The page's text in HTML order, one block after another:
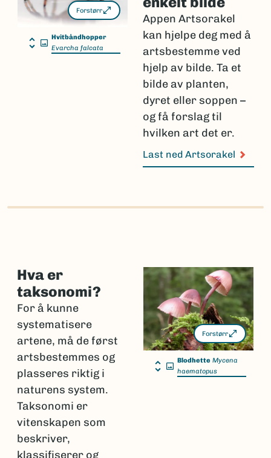
Forstørr
Hvitbåndhopper
Evarcha falcata
Appen Artsorakel
kan hjelpe deg med å
artsbestemme ved
hjelp av bilde. Ta et
bilde av planten,
dyret eller soppen –
og få forslag til
hvilken art det er.
Last ned Artsorakel
Forstørr
Blodhette Mycena
haematopus
Hva er
taksonomi?
For å kunne
systematisere
artene, må de først
artsbestemmes og
plasseres riktig i
naturens system.
Taksonomi er
vitenskapen som
beskriver,
klassifiserer og